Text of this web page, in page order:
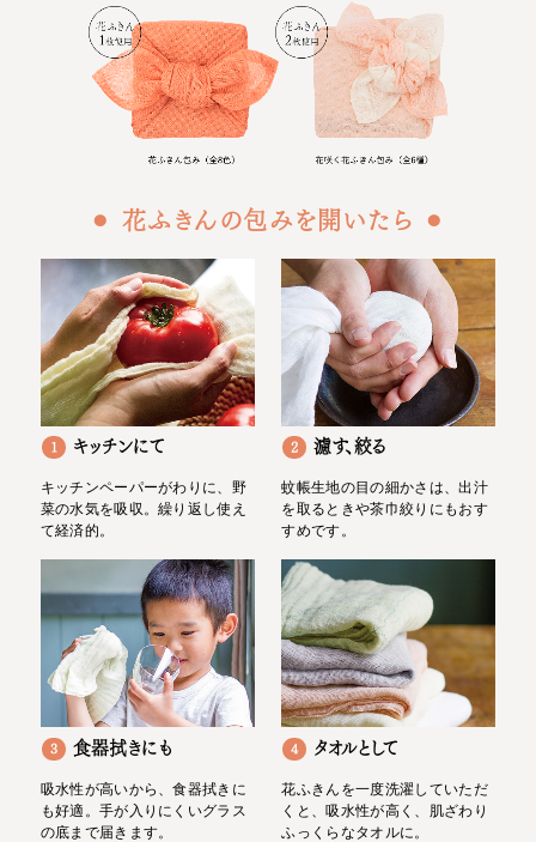
⚫︎ 花ふきんの包みを開いたら ⚫︎
1 キッチンにて
キッチンペーパーがわりに、野
菜の水気を吸収。繰り返し使え
て経済的。
2 濾す、絞る
蚊帳生地の目の細かさは、出汁
を取るときや茶巾絞りにもおす
すめです。
3 食器拭きにも
吸水性が高いから、食器拭きに
も好適。手が入りにくいグラス
の底まで届きます。
4 タオルとして
花ふきんを一度洗濯していただ
くと、吸水性が高く、肌ざわり
ふっくらなタオルに。